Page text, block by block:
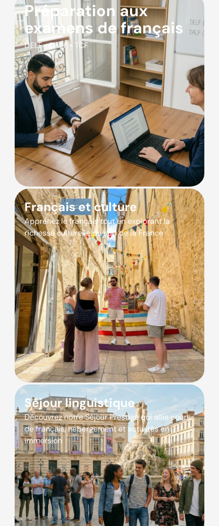
Préparation aux
examens de français
DELF • DALF • TCF
Français et culture
Apprenez le français tout en explorant la
richesse culturelle du sud de la France
Séjour linguistique
Découvrez notre Séjour Prestige qui allie cours
de français, hébergement et activités en
immersion